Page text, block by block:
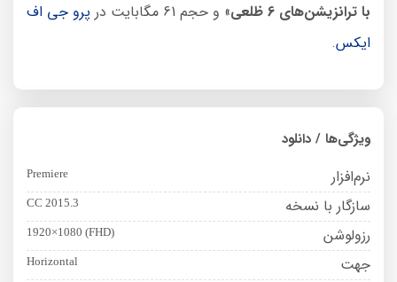
با ترانزیشن‌های 6 ظلعی
» و حجم 61 مگابایت در
پرو جی اف
ایکس.
ویژگی‌ها / دانلود
نرم‌افزار Premiere
سازگار با نسخه CC 2015.3
رزولوشن 1920×1080 (FHD)
جهت Horizontal